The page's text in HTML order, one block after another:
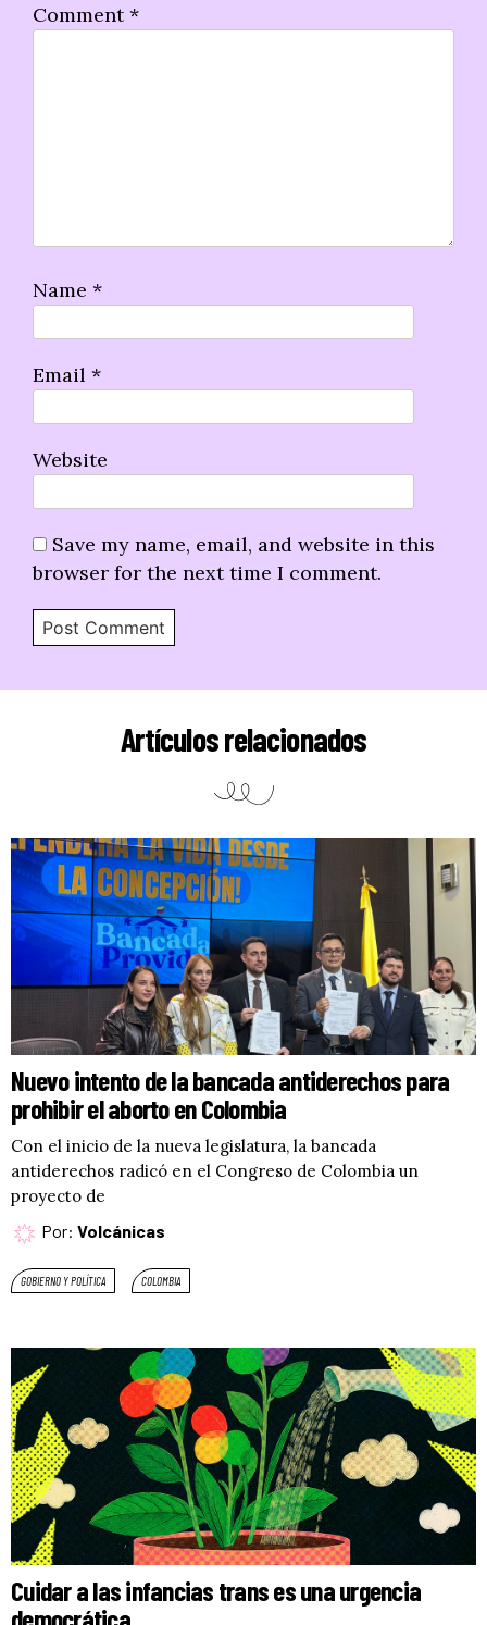
Comment*
Name *
Email *
Website
Save my name, email, and website in this
browser for the next time I comment.
Artículos relacionados
Nuevo intento de la bancada antiderechos para
prohibir el aborto en Colombia
Con el inicio de la nueva legislatura, la bancada
antiderechos radicó en el Congreso de Colombia un
proyecto de
Por: Volcánicas
GOBIERNO Y POLÍTICA COLOMBIA
Cuidar a las infancias trans es una urgencia